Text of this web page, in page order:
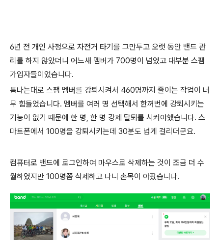
6년 전 개인 사정으로 자전거 타기를 그만두고 오랫 동안 밴드 관
리를 하지 않았더니 어느새 멤버가 700명이 넘었고 대부분 스팸
가입자들이었습니다.
틈나는대로 스팸 멤버를 강퇴시켜서 460명까지 줄이는 작업이 너
무 힘들었습니다. 멤버를 여러 명 선택해서 한꺼번에 강퇴시키는
기능이 없기 때문에 한 명, 한 명 강제 탈퇴를 시켜야했습니다. 스
마트폰에서 100명을 강퇴시키는데 30분도 넘게 걸리더군요.
컴퓨터로 밴드에 로그인하여 마우스로 삭제하는 것이 조금 더 수
월하였지만 100명쯤 삭제하고 나니 손목이 아팠습니다.